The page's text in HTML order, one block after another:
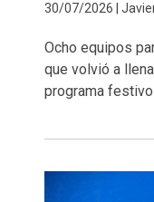
30/07/2026 |
Ocho equipos
que volvió a
programa